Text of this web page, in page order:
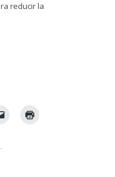
reducir la